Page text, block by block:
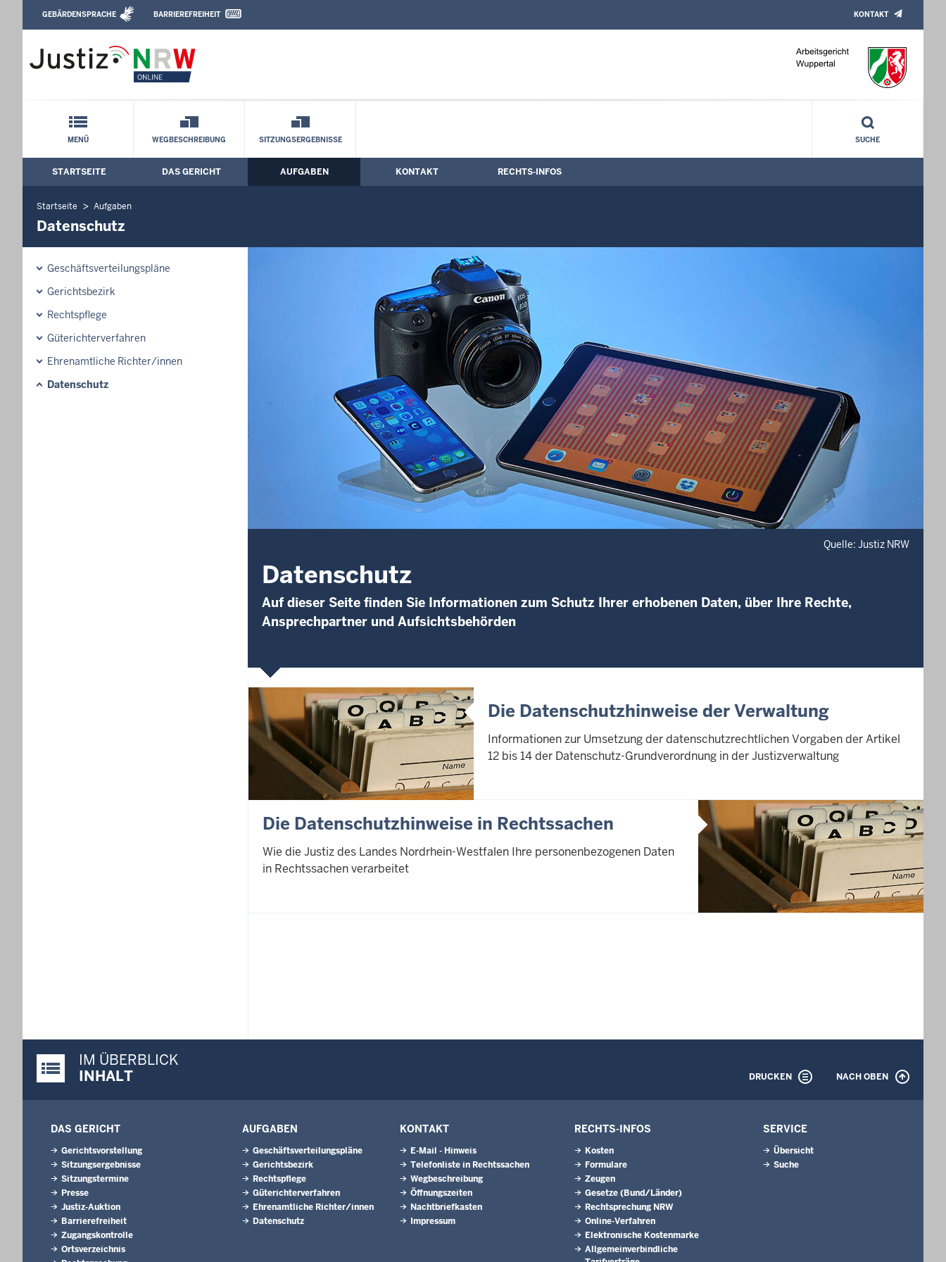
Arbeitsgericht Wuppertal: Datenschutz
Direkt zum Inhalt
Leichte Sprache, Gebärdensprachenvideo und Kontaktformular
GEBÄRDENSPRACHE BARRIEREFREIHEIT KONTAKT
Schnellnavigation mit Volltext-Suche
MENÜ WEGBESCHREIBUNG SITZUNGSERGEBNISSE SUCHE
Hauptmenü: Hauptnavigation
STARTSEITE DAS GERICHT AUFGABEN KONTAKT RECHTS-INFOS
Startseite Aufgaben
Datenschutz
Geschäftsverteilungspläne
Gerichtsbezirk
Rechtspflege
Güterichterverfahren
Ehrenamtliche Richter/innen
Datenschutz
Quelle: Justiz NRW
Datenschutz
Auf dieser Seite finden Sie Informationen zum Schutz Ihrer erhobenen Daten, über Ihre Rechte,
Ansprechpartner und Aufsichtsbehörden
Die Datenschutzhinweise der Verwaltung
Informationen zur Umsetzung der datenschutzrechtlichen Vorgaben der Artikel
12 bis 14 der Datenschutz-Grundverordnung in der Justizverwaltung
Die Datenschutzhinweise in Rechtssachen
Wie die Justiz des Landes Nordrhein-Westfalen Ihre personenbezogenen Daten
in Rechtssachen verarbeitet
Justiz-Portal im Überblick:
IM ÜBERBLICK
INHALT
DRUCKEN NACH OBEN
DAS GERICHT
Gerichtsvorstellung
Sitzungsergebnisse
Sitzungstermine
Presse
Justiz-Auktion
Barrierefreiheit
Zugangskontrolle
Ortsverzeichnis
AUFGABEN
Geschäftsverteilungspläne
Gerichtsbezirk
Rechtspflege
Güterichterverfahren
Ehrenamtliche Richter/innen
Datenschutz
KONTAKT
E-Mail - Hinweis
Telefonliste in Rechtssachen
Wegbeschreibung
Öffnungszeiten
Nachtbriefkasten
Impressum
RECHTS-INFOS
Kosten
Formulare
Zeugen
Gesetze (Bund/Länder)
Rechtsprechung NRW
Online-Verfahren
Elektronische Kostenmarke
Allgemeinverbindliche
SERVICE
Übersicht
Suche